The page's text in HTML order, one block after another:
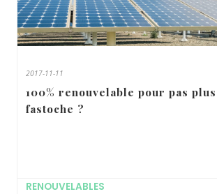
2017-11-11
100% renouvelable pour pas
fastoche ?
RENOUVELABLES